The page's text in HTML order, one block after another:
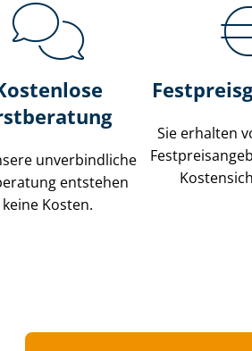
unverbindliche
entstehen
keine Kosten.
Sie erhalten